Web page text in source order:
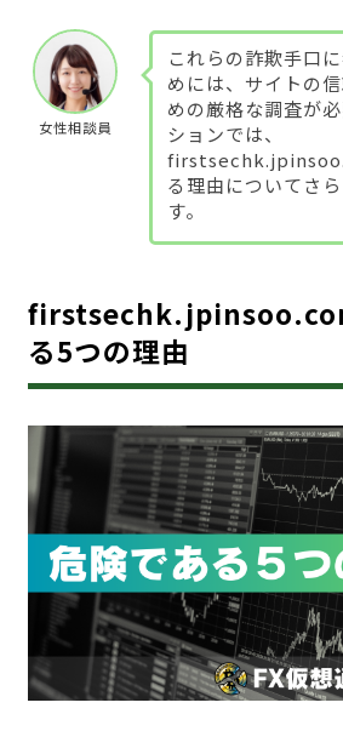
女性相談員
これらの詐欺手口
めには、サイトの
めの厳格な調査が
ションでは、
る理由についてさ
す。
る5つの理由